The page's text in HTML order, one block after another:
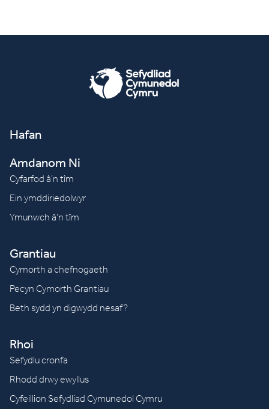
Hafan
Amdanom Ni
Cyfarfod â’n tîm
Ein ymddiriedolwyr
Ymunwch â’n tîm
Grantiau
Cymorth a chefnogaeth
Pecyn Cymorth Grantiau
Beth sydd yn digwydd nesaf?
Rhoi
Sefydlu cronfa
Rhodd drwy ewyllus
Cyfeillion Sefydliad Cymunedol Cymru